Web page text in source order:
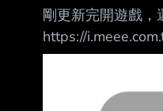
剛更新完開遊戲，
https://
對，這好像是新劇
https://